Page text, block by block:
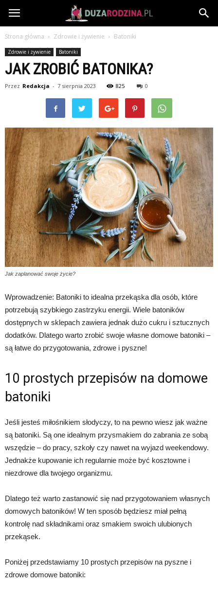
DuzaRodzina.pl
Strona główna Zdrowie i żywienie Batoniki
Zdrowie i żywienie Batoniki
JAK ZROBIĆ BATONIKA?
Przez Redakcja - 7 sierpnia 2023 825 0
Jak zaplanować swoje życie?
Wprowadzenie: Batoniki to idealna przekąska dla osób, które
potrzebują szybkiego zastrzyku energii. Wiele batoników
dostępnych w sklepach zawiera jednak dużo cukru i sztucznych
dodatków. Dlatego warto zrobić swoje własne domowe batoniki –
są łatwe do przygotowania, zdrowe i pyszne!
10 prostych przepisów na domowe
batoniki
Jeśli jesteś miłośnikiem słodyczy, to na pewno wiesz jak ważne
są batoniki. Są one idealnym przysmakiem do zabrania ze sobą
wszędzie – do pracy, szkoły czy nawet na wyjazd weekendowy.
Jednakże kupowanie ich regularnie może być kosztowne i
niezdrowe dla twojego organizmu.
Dlatego też warto zastanowić się nad przygotowaniem własnych
domowych batoników! W ten sposób będziesz miał pełną
kontrolę nad składnikami oraz smakiem swoich ulubionych
przekąsek.
Poniżej przedstawiamy 10 prostych przepisów na pyszne i
zdrowe domowe batoniki: